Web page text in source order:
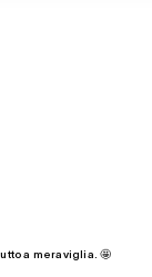
a meraviglia. 🤩